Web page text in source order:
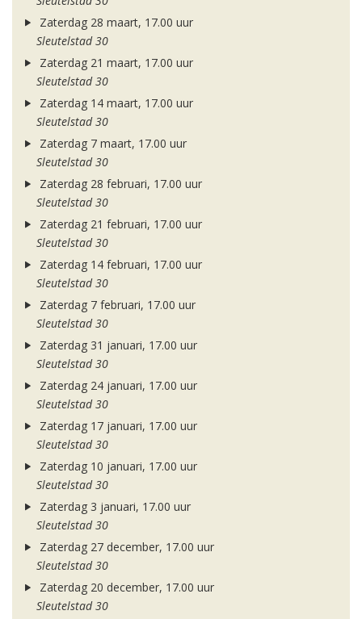
Zaterdag 28 maart, 17.00 uur
Sleutelstad 30
Zaterdag 21 maart, 17.00 uur
Sleutelstad 30
Zaterdag 14 maart, 17.00 uur
Sleutelstad 30
Zaterdag 7 maart, 17.00 uur
Sleutelstad 30
Zaterdag 28 februari, 17.00 uur
Sleutelstad 30
Zaterdag 21 februari, 17.00 uur
Sleutelstad 30
Zaterdag 14 februari, 17.00 uur
Sleutelstad 30
Zaterdag 7 februari, 17.00 uur
Sleutelstad 30
Zaterdag 31 januari, 17.00 uur
Sleutelstad 30
Zaterdag 24 januari, 17.00 uur
Sleutelstad 30
Zaterdag 17 januari, 17.00 uur
Sleutelstad 30
Zaterdag 10 januari, 17.00 uur
Sleutelstad 30
Zaterdag 3 januari, 17.00 uur
Sleutelstad 30
Zaterdag 27 december, 17.00 uur
Sleutelstad 30
Zaterdag 20 december, 17.00 uur
Sleutelstad 30